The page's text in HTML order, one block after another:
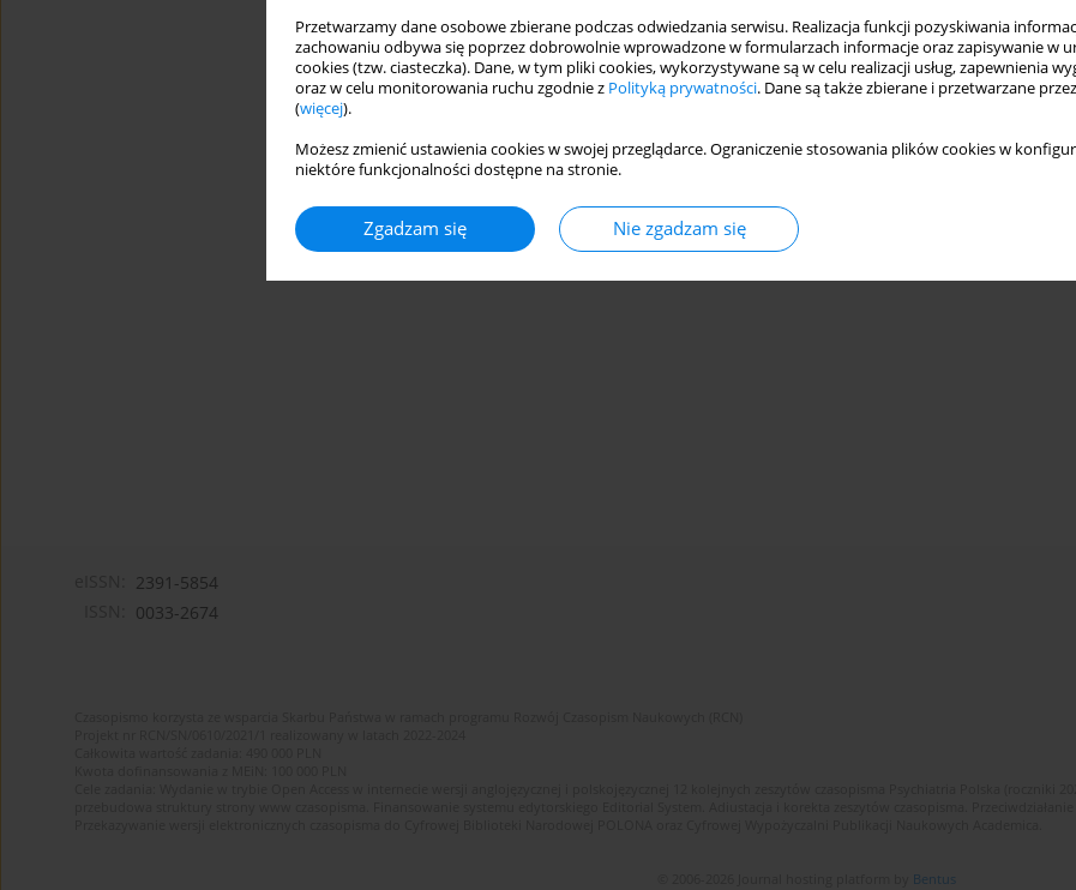
Przetwarzamy dane osobowe zbierane podczas odwiedzania serwisu. Realizacja funkcji pozyskiwania
zachowaniu odbywa się poprzez dobrowolnie wprowadzone w formularzach informacje oraz zapisywanie w
cookies (tzw. ciasteczka). Dane, w tym pliki cookies, wykorzystywane są w celu realizacji usług, zapewnienia
oraz w celu monitorowania ruchu zgodnie z Polityką prywatności. Dane są także zbierane i przetwarzane
(więcej).
Możesz zmienić ustawienia cookies w swojej przeglądarce. Ograniczenie stosowania plików cookies w
niektóre funkcjonalności dostępne na stronie.
Zgadzam się Nie zgadzam się
2391-5854
0033-2674
Bentus